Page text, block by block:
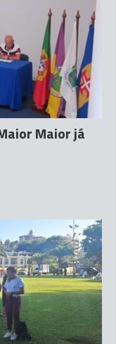
Maior já